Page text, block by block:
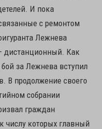
И пока
с ремонтом
Лежнева
дистанционный. Как
за Лежнева вступил
В продолжение своего
собрании
граждан
числу которых главный